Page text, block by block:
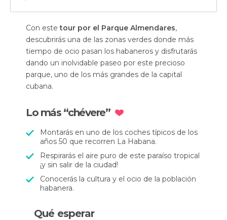
Con estetour por el Parque Almendares,
descubrirás una de las zonas verdes donde más
tiempo de ocio pasan los habaneros y disfrutarás
dando un inolvidable paseo por este precioso
parque, uno de los más grandes de la capital
cubana.
Lo más “chévere”
Montarás en uno de los coches típicos de los
años 50 que recorren La Habana.
Respirarás el aire puro de este paraíso tropical
¡y sin salir de la ciudad!
Conocerás la cultura y el ocio de la población
habanera.
Qué esperar